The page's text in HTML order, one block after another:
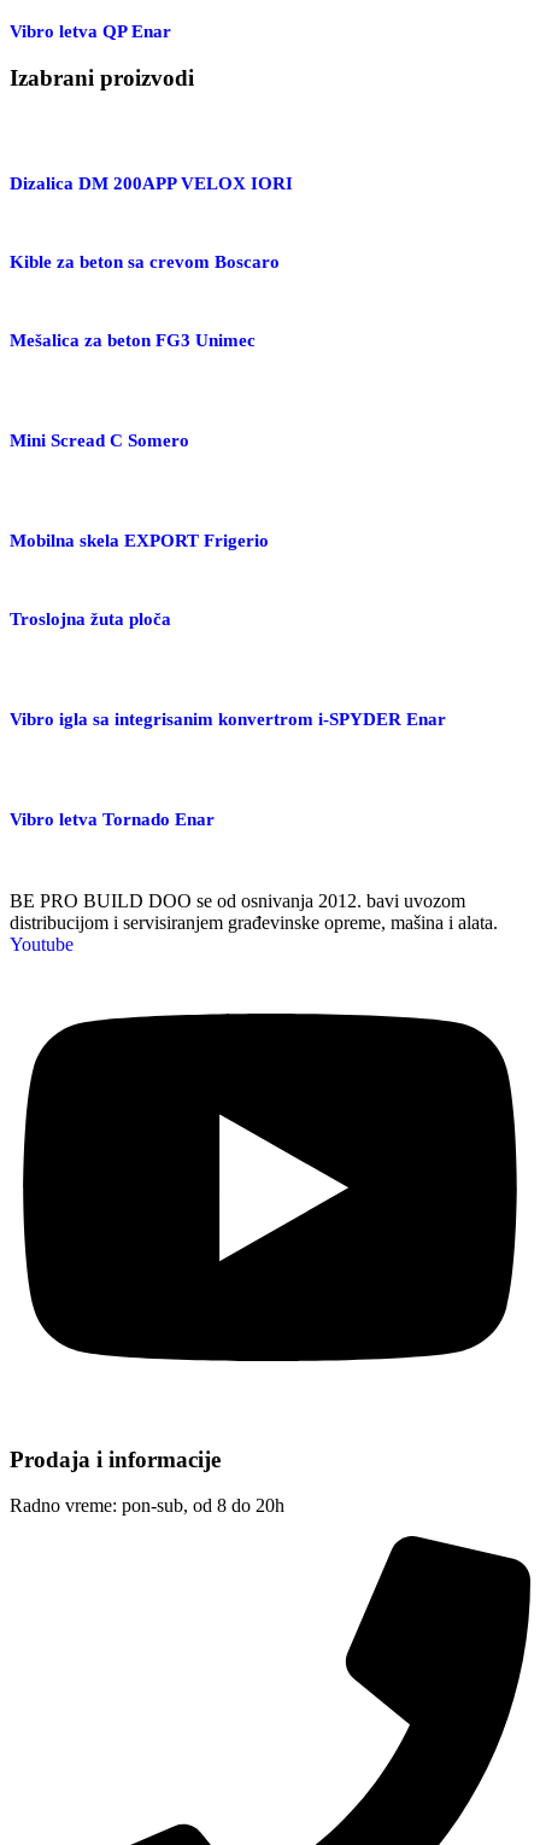
Vibro letva QP Enar
Izabrani proizvodi
Dizalica DM 200APP VELOX IORI
Kible za beton sa crevom Boscaro
Mešalica za beton FG3 Unimec
Mini Scread C Somero
Mobilna skela EXPORT Frigerio
Troslojna žuta ploča
Vibro igla sa integrisanim konvertrom i-SPYDER Enar
Vibro letva Tornado Enar
BE PRO BUILD DOO se od osnivanja 2012. bavi uvozom
distribucijom i servisiranjem građevinske opreme, mašina i alata.
Youtube
Prodaja i informacije
Radno vreme: pon-sub, od 8 do 20h